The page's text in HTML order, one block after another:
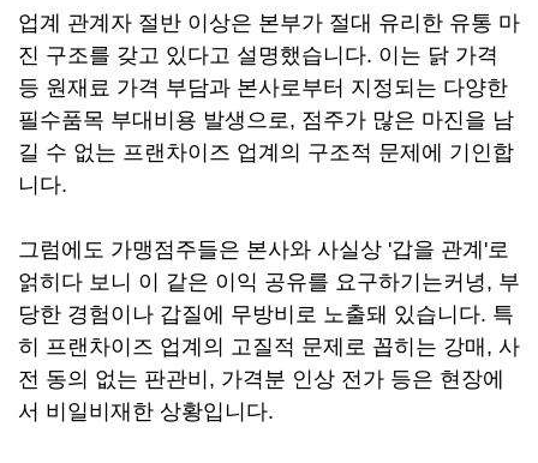
업계 관계자 절반 이상은 본부가 절대 유리한 유통 마
진 구조를 갖고 있다고 설명했습니다. 이는 닭 가격
등 원재료 가격 부담과 본사로부터 지정되는 다양한
필수품목 부대비용 발생으로, 점주가 많은 마진을 남
길 수 없는 프랜차이즈 업계의 구조적 문제에 기인합
니다.
그럼에도 가맹점주들은 본사와 사실상 '갑을 관계'로
얽히다 보니 이 같은 이익 공유를 요구하기는커녕, 부
당한 경험이나 갑질에 무방비로 노출돼 있습니다. 특
히 프랜차이즈 업계의 고질적 문제로 꼽히는 강매, 사
전 동의 없는 판관비, 가격분 인상 전가 등은 현장에
서 비일비재한 상황입니다.